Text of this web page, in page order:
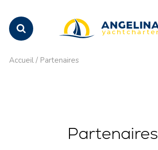
Accueil / Partenaires
Partenaires